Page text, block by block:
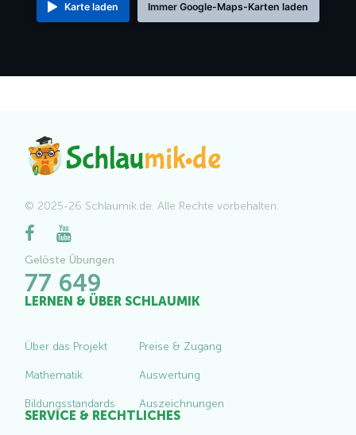
Karte laden Immer Google-Maps-Karten laden
© 2025-26 Schlaumik.de. Alle Rechte vorbehalten.
Gelöste Übungen
77 649
LERNEN & ÜBER SCHLAUMIK
Über das Projekt
Mathematik
Bildungsstandards
Preise & Zugang
Auswertung
Auszeichnungen
SERVICE & RECHTLICHES